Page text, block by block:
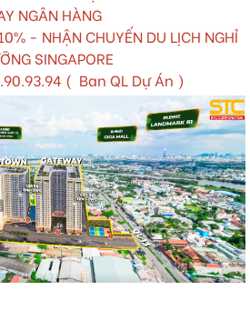
NGÂN HÀNG
- NHẬN CHUYẾN DU LỊCH NGHỈ
SINGAPORE
( Ban QL Dự Án )